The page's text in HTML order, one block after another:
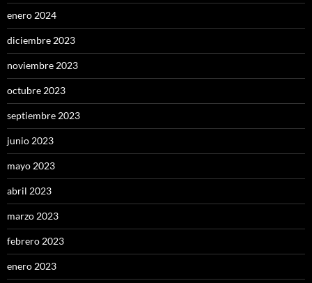
enero 2024
diciembre 2023
noviembre 2023
octubre 2023
septiembre 2023
junio 2023
mayo 2023
abril 2023
marzo 2023
febrero 2023
enero 2023